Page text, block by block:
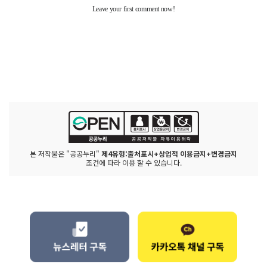
본 저작물은 "공공누리" 제4유형:출처표시+상업적 이용금지+변경금지
조건에 따라 이용 할 수 있습니다.